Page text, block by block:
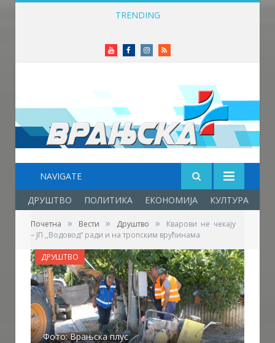
TRENDING
YoutubeFacebookInstagram
RSS
NAVIGATE
ДРУШТВО ПОЛИТИКА ЕКОНОМИЈА КУЛТУРА
Почетна » Вести » Друштво »
Кварови не чекају
– ЈП ,,Водовод“ ради и на тропским врућинама
Фото: Врањска плус
ДРУШТВО